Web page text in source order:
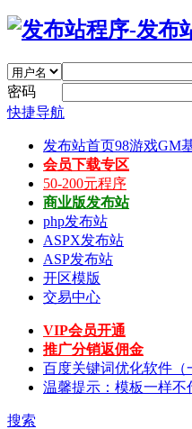
密码
快捷导航
发布站首页98游戏GM
会员下载专区
50-200元程序
商业版发布站
php发布站
ASPX发布站
ASP发布站
开区模版
交易中心
VIP会员开通
推广分销返佣金
百度关键词优化软件（
温馨提示：模板一样
搜索